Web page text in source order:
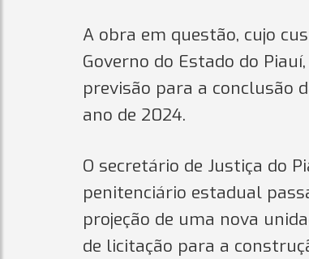
A obra em questão, cujo
Governo do Estado do
previsão para a conclusão
ano de 2024.
O secretário de Justiça do
penitenciário estadual
projeção de uma nova
de licitação para a